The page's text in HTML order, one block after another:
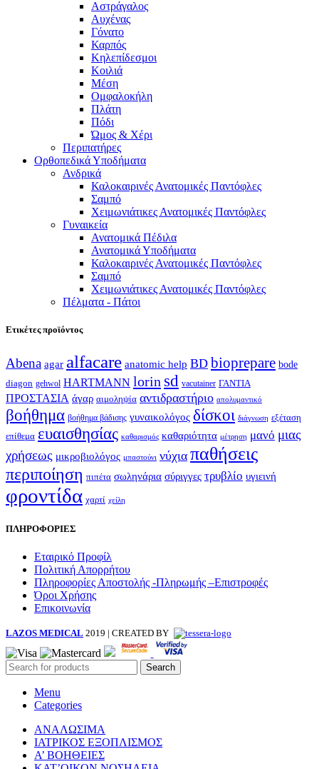
Αστράγαλος
Αυχένας
Γόνατο
Καρπός
Κηλεπίδεσμοι
Κοιλιά
Μέση
Ομφαλοκήλη
Πλάτη
Πόδι
Ώμος & Χέρι
Περιπατήρες
Ορθοπεδικά Υποδήματα
Ανδρικά
Καλοκαιρινές Ανατομικές Παντόφλες
Σαμπό
Χειμωνιάτικες Ανατομικές Παντόφλες
Γυναικεία
Ανατομικά Πέδιλα
Ανατομικά Υποδήματα
Καλοκαιρινές Ανατομικές Παντόφλες
Σαμπό
Χειμωνιάτικες Ανατομικές Παντόφλες
Πέλματα - Πάτοι
Ετικέτες προϊόντος
Abena agar alfacare anatomic help BD bioprepare bode
diagon gehwol HARTMANN lorin sd vacutainer ΓΑΝΤΙΑ
ΠΡΟΣΤΑΣΙΑ άγαρ αιμοληψία αντιδραστήριο απολυμαντικό
βοήθημα βοήθημα βάδισης γυναικολόγος δίσκοι διάγνωση εξέταση
επίθεμα ευαισθησίας καθαρισμός καθαριότητα μέτρηση μανό μιας
χρήσεως μικροβιολόγος μπαστούνι νύχια παθήσεις
περιποίηση πιπέτα σωληνάρια σύριγγες τρυβλίο υγιεινή
φροντίδα χαρτί χείλη
ΠΛΗΡΟΦΟΡΙΕΣ
Εταιρικό Προφίλ
Πολιτική Απορρήτου
Πληροφορίες Αποστολής -Πληρωμής –Επιστροφές
Όροι Χρήσης
Επικοινωνία
LAZOS MEDICAL 2019 | CREATED BY
Search
Menu
Categories
ΑΝΑΛΩΣΙΜΑ
ΙΑΤΡΙΚΟΣ ΕΞΟΠΛΙΣΜΟΣ
Α’ ΒΟΗΘΕΙΕΣ